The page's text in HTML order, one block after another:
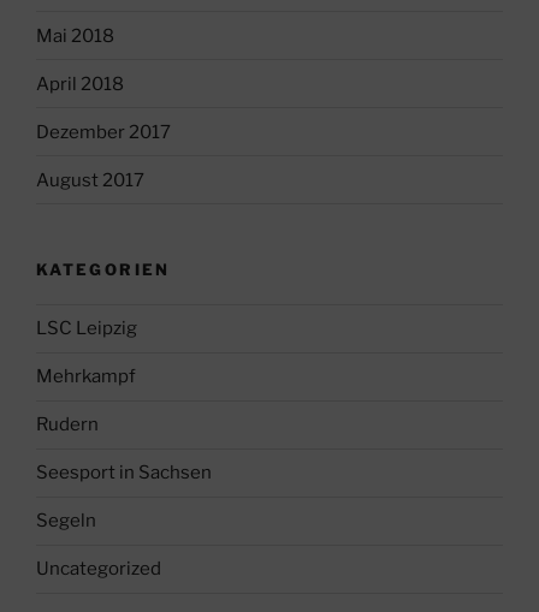
Mai 2018
April 2018
Dezember 2017
August 2017
KATEGORIEN
LSC Leipzig
Mehrkampf
Rudern
Seesport in Sachsen
Segeln
Uncategorized